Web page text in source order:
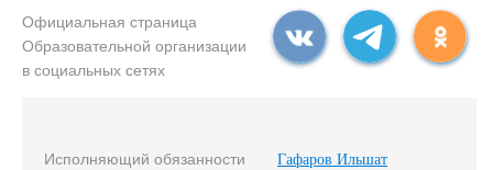
Официальная страница
Образовательной организации
в социальных сетях
Исполняющий обязанности
Гафаров Ильшат